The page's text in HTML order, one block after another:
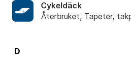
Cykeldäck
Återbruket, Tapeter,
D